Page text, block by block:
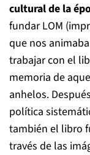
cultural de la
fundar LOM
que nos
trabajar con el
memoria de
anhelos.
política
también el libro
través de las